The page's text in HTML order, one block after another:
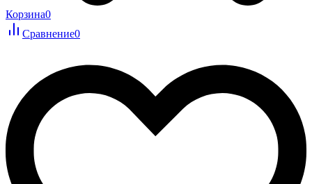
Корзина0
Сравнение0